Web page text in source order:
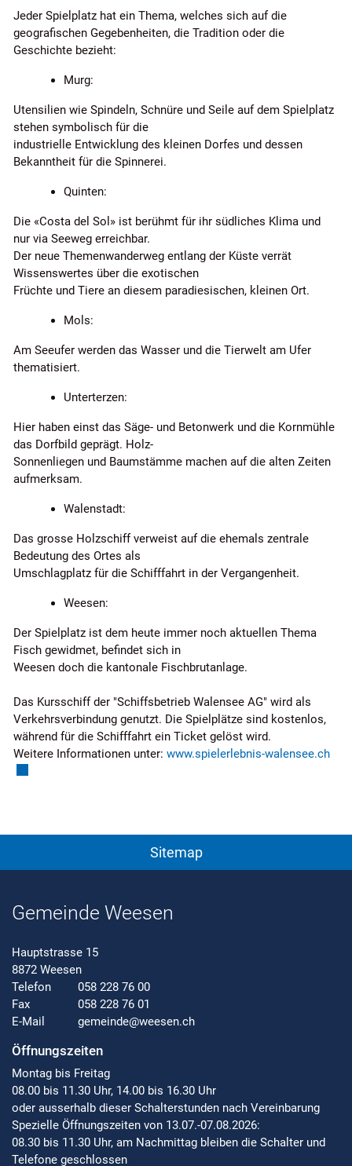
Jeder Spielplatz hat ein Thema, welches sich auf die
geografischen Gegebenheiten, die Tradition oder die
Geschichte bezieht:
Murg:
Utensilien wie Spindeln, Schnüre und Seile auf dem Spielplatz
stehen symbolisch für die
industrielle Entwicklung des kleinen Dorfes und dessen
Bekanntheit für die Spinnerei.
Quinten:
Die «Costa del Sol» ist berühmt für ihr südliches Klima und
nur via Seeweg erreichbar.
Der neue Themenwanderweg entlang der Küste verrät
Wissenswertes über die exotischen
Früchte und Tiere an diesem paradiesischen, kleinen Ort.
Mols:
Am Seeufer werden das Wasser und die Tierwelt am Ufer
thematisiert.
Unterterzen:
Hier haben einst das Säge- und Betonwerk und die Kornmühle
das Dorfbild geprägt. Holz-
Sonnenliegen und Baumstämme machen auf die alten Zeiten
aufmerksam.
Walenstadt:
Das grosse Holzschiff verweist auf die ehemals zentrale
Bedeutung des Ortes als
Umschlagplatz für die Schifffahrt in der Vergangenheit.
Weesen:
Der Spielplatz ist dem heute immer noch aktuellen Thema
Fisch gewidmet, befindet sich in
Weesen doch die kantonale Fischbrutanlage.
Das Kursschiff der "Schiffsbetrieb Walensee AG" wird als
Verkehrsverbindung genutzt. Die Spielplätze sind kostenlos,
während für die Schifffahrt ein Ticket gelöst wird.
Weitere Informationen unter: www.spielerlebnis-walensee.ch
Sitemap
Gemeinde Weesen
Hauptstrasse 15
8872 Weesen
Telefon
058 228 76 00
Fax
058 228 76 01
E-Mail
gemeinde@weesen.ch
Öffnungszeiten
Montag bis Freitag
08.00 bis 11.30 Uhr, 14.00 bis 16.30 Uhr
oder ausserhalb dieser Schalterstunden nach Vereinbarung
Spezielle Öffnungszeiten von 13.07.-07.08.2026:
08.30 bis 11.30 Uhr, am Nachmittag bleiben die Schalter und
Telefone geschlossen